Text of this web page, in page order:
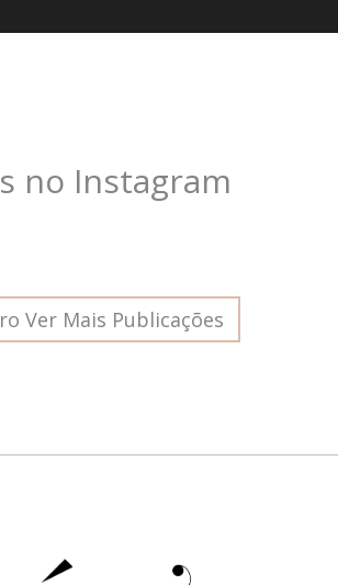
no Instagram
Ver Mais Publicações